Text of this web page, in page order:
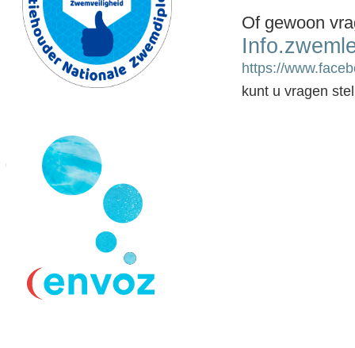
Of gewoon
https://
kunt u vragen